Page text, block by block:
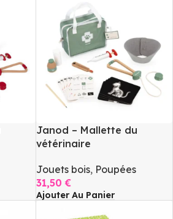
Janod – Mallette du
vétérinaire
Jouets bois, Poupées
31,50€
Ajouter Au Panier